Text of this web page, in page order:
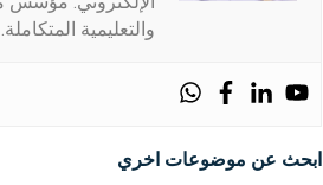
والتعليمية المتكاملة.
ابحث عن موضوعات اخري